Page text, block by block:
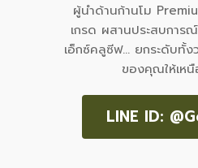
ผู้นำด้านก้านโม
เกรด ผสานประสบกา
เอ็กซ์คลูซีฟ... ยกระดับทั้
ของคุณให้เหนื
LINE ID: